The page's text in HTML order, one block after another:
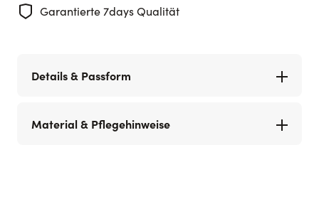
Garantierte 7days Qualität
Details & Passform
Material & Pflegehinweise